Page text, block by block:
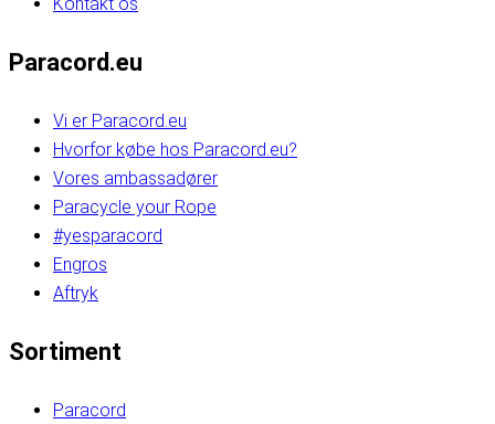
Paracord.eu
Vi er Paracord.eu
Hvorfor købe hos Paracord.eu?
Vores ambassadører
Paracycle your Rope
#yesparacord
Engros
Aftryk
Sortiment
Paracord